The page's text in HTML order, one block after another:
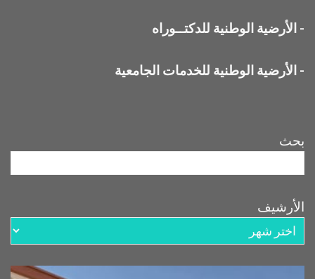
- الأرضية الوطنية للدكتــوراه
- الأرضية الوطنية للخدمات الجامعية
بحث
الأرشيف